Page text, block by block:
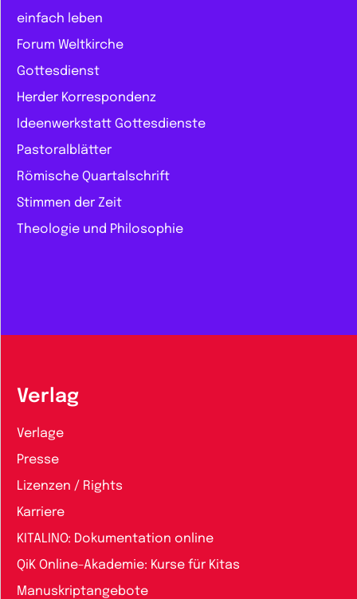
einfach leben
Forum Weltkirche
Gottesdienst
Herder Korrespondenz
Ideenwerkstatt Gottesdienste
Pastoralblätter
Römische Quartalschrift
Stimmen der Zeit
Theologie und Philosophie
Verlag
Verlage
Presse
Lizenzen / Rights
Karriere
KITALINO: Dokumentation online
QiK Online-Akademie: Kurse für Kitas
Manuskriptangebote